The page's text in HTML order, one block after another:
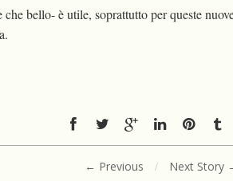
bello- è utile, soprattutto per queste
← Previous / Next Story